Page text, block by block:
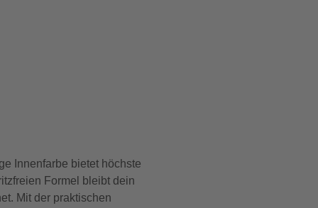
Innenfarbe bietet höchste
Formel bleibt dein
Mit der praktischen